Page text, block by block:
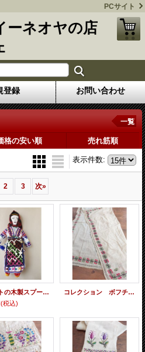
PCサイト
ーネオヤの店
登録 お問い合わせ
一覧
格の安い順 売れ筋順
表示件数:
2 3 次»
トカットの木製スプーンの手作り人形
(税込)
コレクション ボフチャ オスマンル刺繍 シルクと金属糸刺繍 裏表なしのテクニック ゲミリックのクムラ 74×74cm